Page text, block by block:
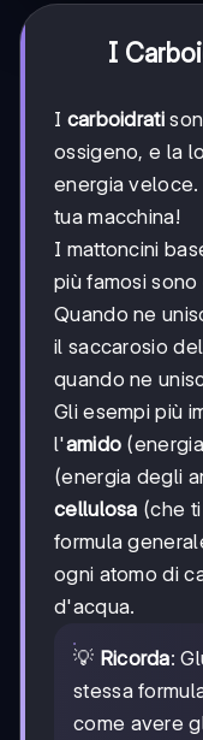
I
I carboidrati
ossigeno, e la
energia veloce.
tua macchina!
I mattoncini
più famosi
Quando ne
il saccarosio
quando ne
Gli esempi più
l'amido
(energia degli
cellulosa (che
formula
ogni atomo di
d'acqua.
💡 Ricorda:
stessa
come avere